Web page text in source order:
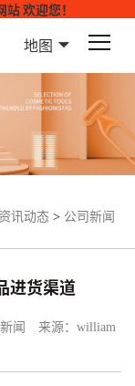
欢迎您！
地图
讯动态> 公司新闻
进货渠道
闻
来源：william